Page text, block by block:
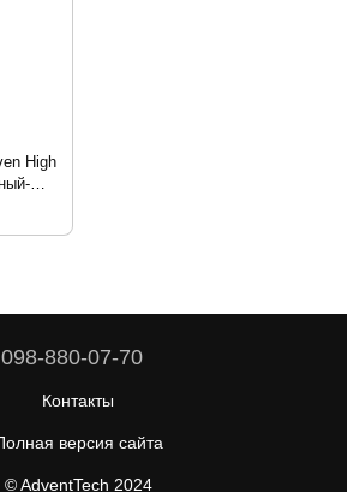
High
098-880-07-70
Контакты
версия сайта
© AdventTech 2024